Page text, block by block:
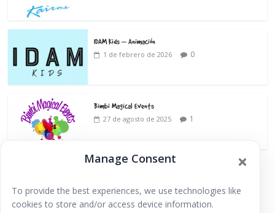
Manage Consent
To provide the best experiences, we use technologies like
cookies to store and/or access device information.
IDAM Kids – Animación
1 de febrero de 2026 0
Bimbi Magical Events
27 de agosto de 2025 1